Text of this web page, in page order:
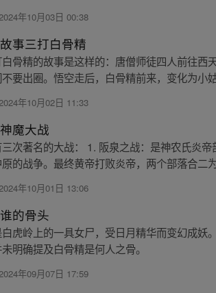
2024年10月03日 00:38
事三打白骨精
骨精的故事是这样的：唐僧师徒四人前往西
要出圈。悟空走后，白骨精前来，变化为小
2024年10月02日 11:33
魔大战
三次著名的大战： 1. 阪泉之战：是神农氏炎
的战争。最终黄帝打败炎帝，两个部落合二
年10月01日 13:06
的骨头
虎岭上的一具女尸，受日月精华而变幻成妖
明确提及白骨精是何人之骨。
年09月07日 17:59